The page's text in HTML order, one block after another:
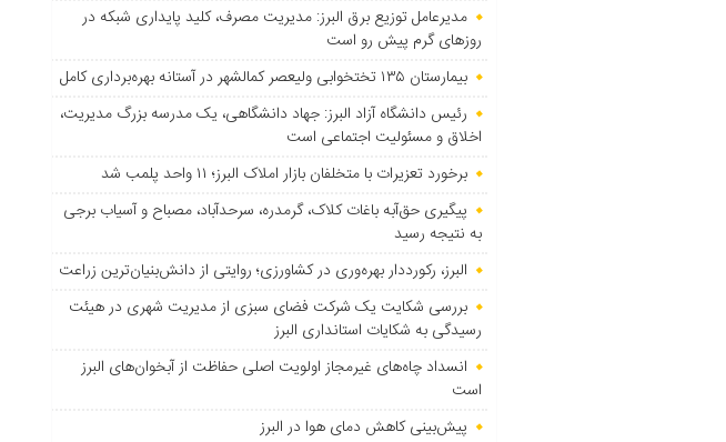
مدیرعامل توزیع برق البرز: مدیریت مصرف، کلید پایداری شبکه در
روزهای گرم پیش رو است
بیمارستان ۱۳۵ تختخوابی ولیعصر کمالشهر در آستانه بهره‌برداری کامل
رئیس دانشگاه آزاد البرز: جهاد دانشگاهی، یک مدرسه بزرگ مدیریت،
اخلاق و مسئولیت اجتماعی است
برخورد تعزیرات با متخلفان بازار املاک البرز؛ ۱۱ واحد پلمب شد
پیگیری حق‌آبه باغات کلاک، گرمدره، سرحدآباد، مصباح و آسیاب برجی
به نتیجه رسید
البرز، رکورددار بهره‌وری در کشاورزی؛ روایتی از دانش‌بنیان‌ترین زراعت
بررسی شکایت یک شرکت فضای سبزی از مدیریت شهری در هیئت
رسیدگی به شکایات استانداری البرز
انسداد چاه‌های غیرمجاز اولویت اصلی حفاظت از آبخوان‌های البرز
است
پیش‌بینی کاهش دمای هوا در البرز